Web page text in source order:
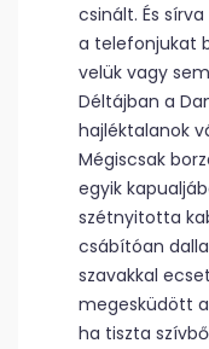
csinált. És
a telefonjukat
velük vagy
Déltájban a
hajléktalanok
Mégiscsak
egyik
szétnyitotta
csábítóan
szavakkal
megesküdött
ha tiszta